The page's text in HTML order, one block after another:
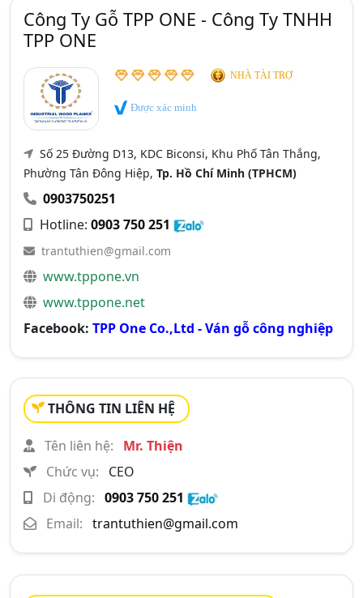
Công Ty Gỗ TPP ONE - Công Ty TNHH
TPP ONE
NHÀ TÀI TRỢ
Được xác minh
Số 25 Đường D13, KDC Biconsi, Khu Phố Tân Thắng,
Phường Tân Đông Hiệp, Tp. Hồ Chí Minh (TPHCM)
0903750251
Hotline: 0903 750 251
trantuthien@gmail.com
www.tppone.vn
www.tppone.net
Facebook: TPP One Co.,Ltd - Ván gỗ công nghiệp
THÔNG TIN LIÊN HỆ
Tên liên hệ:
Mr. Thiện
Chức vụ:
CEO
Di động: 0903 750 251
Email: trantuthien@gmail.com